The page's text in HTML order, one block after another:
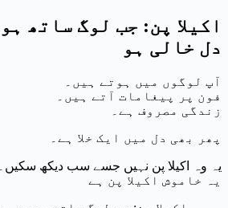
اکیلا پن: جب لوگ ساتھ
دل خالی ہو
آپ لوگوں میں ہوتے ہیں۔
فون پر پیغامات آتے ہیں۔
زندگی مصروف ہے۔
پھر بھی دل میں ایک خلا ہے۔
یہ وہ اکیلا پن نہیں جسے سب دیکھ سکیں۔
یہ خاموش اکیلا پن ہے